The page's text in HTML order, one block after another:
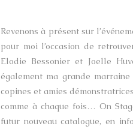
Revenons à présent sur
pour moi l’occasion de
Elodie Bessonier et Joelle
également ma grande
copines et amies
comme à chaque fois… On
futur nouveau catalogue, en